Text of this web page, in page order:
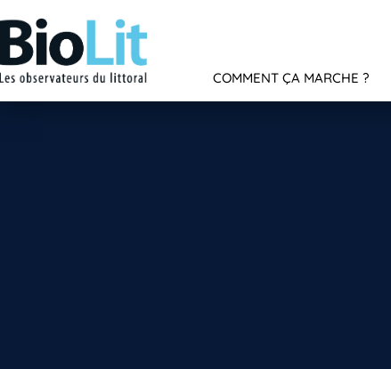
COMMENT ÇA MARCHE ?